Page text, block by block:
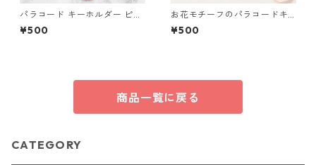
パラコード キーホルダー ピン
ク グリーン 編み込み s18
¥500
お花モチーフのパラコードキ
ーホルダー ピンク×グレー ハ
ンドメイド 国産 本革 ヌメ革
¥500
商品一覧に戻る
CATEGORY